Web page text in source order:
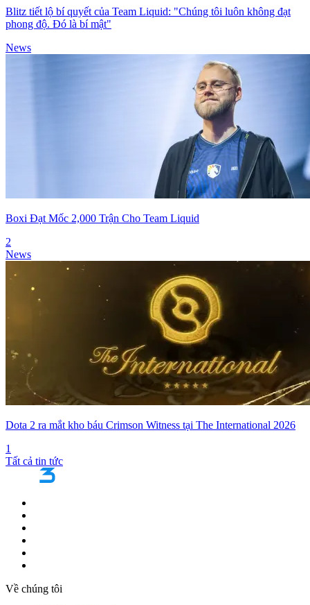
Blitz tiết lộ bí quyết của Team Liquid: "Chúng tôi luôn không đạt
phong độ. Đó là bí mật"
News
Boxi Đạt Mốc 2,000 Trận Cho Team Liquid
2
News
Dota 2 ra mắt kho báu Crimson Witness tại The International 2026
1
Tất cả tin tức
Về chúng tôi